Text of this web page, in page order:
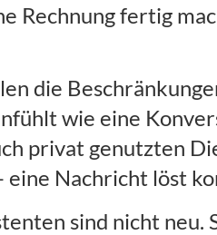
Rechnung fertig
die
wie eine
privat genutzten
Nachricht löst
sind nicht neu.